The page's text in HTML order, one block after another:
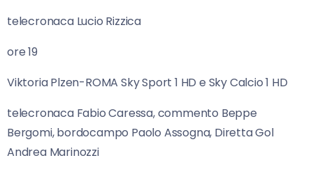
telecronaca Lucio Rizzica
ore 19
Viktoria Plzen-ROMA Sky Sport 1 HD e Sky Calcio 1 HD
telecronaca Fabio Caressa, commento Beppe
Bergomi, bordocampo Paolo Assogna, Diretta Gol
Andrea Marinozzi